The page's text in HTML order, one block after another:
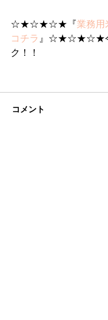
☆★☆★☆★『業務用
コチラ 』☆★☆★☆★今
ク！！
コメント